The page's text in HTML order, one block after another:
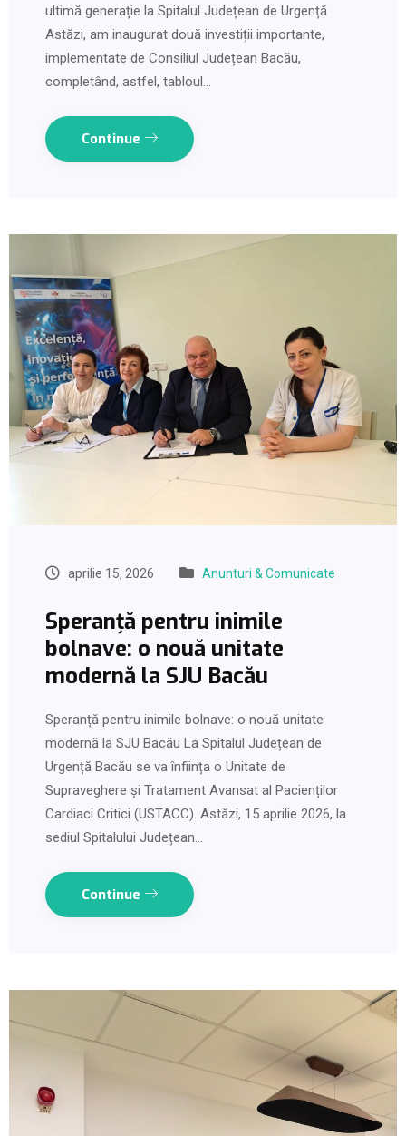
ultimă generație la Spitalul Județean de Urgență
Astăzi, am inaugurat două investiții importante,
implementate de Consiliul Județean Bacău,
completând, astfel, tabloul…
Continue
aprilie 15, 2026 Anunturi & Comunicate
Speranță pentru inimile
bolnave: o nouă unitate
modernă la SJU Bacău
Speranță pentru inimile bolnave: o nouă unitate
modernă la SJU Bacău La Spitalul Județean de
Urgență Bacău se va înființa o Unitate de
Supraveghere și Tratament Avansat al Pacienților
Cardiaci Critici (USTACC). Astăzi, 15 aprilie 2026, la
sediul Spitalului Județean…
Continue